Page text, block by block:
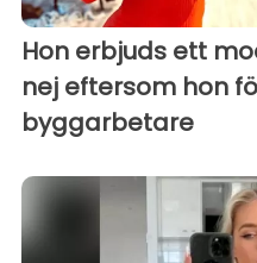
Hon erbjuds ett
nej eftersom hon
byggarbetare